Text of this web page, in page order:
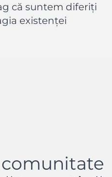
că suntem diferiți
existenței
comunitate